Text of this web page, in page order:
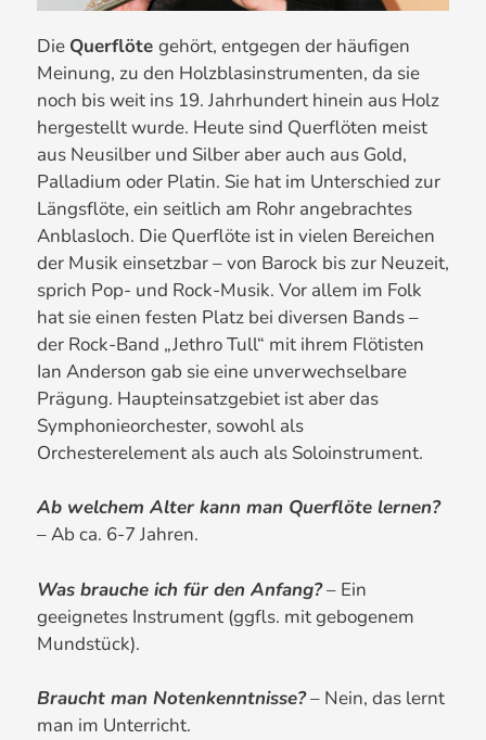
Die Querflöte gehört, entgegen der häufigen
Meinung, zu den Holzblasinstrumenten, da sie
noch bis weit ins 19. Jahrhundert hinein aus Holz
hergestellt wurde. Heute sind Querflöten meist
aus Neusilber und Silber aber auch aus Gold,
Palladium oder Platin. Sie hat im Unterschied zur
Längsflöte, ein seitlich am Rohr angebrachtes
Anblasloch. Die Querflöte ist in vielen Bereichen
der Musik einsetzbar – von Barock bis zur Neuzeit,
sprich Pop- und Rock-Musik. Vor allem im Folk
hat sie einen festen Platz bei diversen Bands –
der Rock-Band „Jethro Tull“ mit ihrem Flötisten
Ian Anderson gab sie eine unverwechselbare
Prägung. Haupteinsatzgebiet ist aber das
Symphonieorchester, sowohl als
Orchesterelement als auch als Soloinstrument.
Ab welchem Alter kann man Querflöte lernen?
– Ab ca. 6-7 Jahren.
Was brauche ich für den Anfang?– Ein
geeignetes Instrument (ggfls. mit gebogenem
Mundstück).
Braucht man Notenkenntnisse?– Nein, das lernt
man im Unterricht.